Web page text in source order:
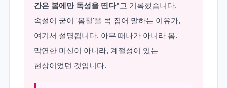
간은 봄에만 독성을 띤다"고 기록했습니다.
속설이 굳이 '봄철'을 콕 집어 말하는 이유가,
여기서 설명됩니다. 아무 때나가 아니라 봄.
막연한 미신이 아니라, 계절성이 있는
현상이었던 것입니다.